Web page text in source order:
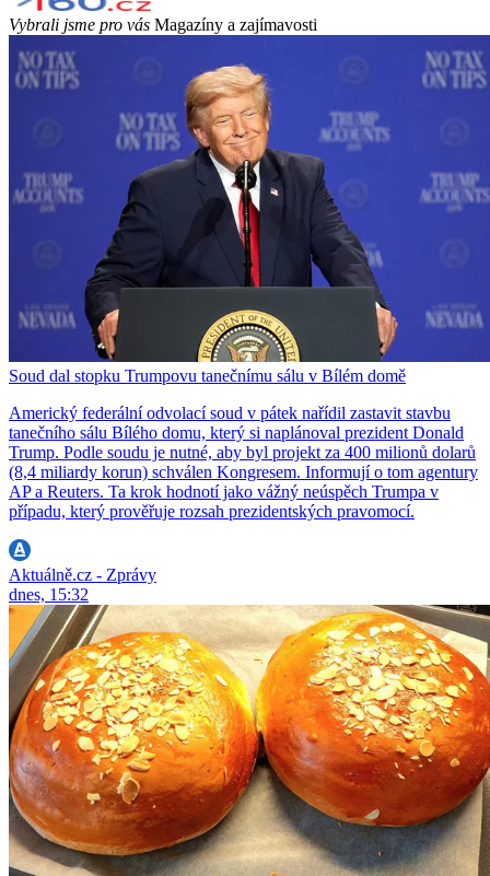
Vybrali jsme pro vás Magazíny a zajímavosti
Soud dal stopku Trumpovu tanečnímu sálu v Bílém domě
Americký federální odvolací soud v pátek nařídil zastavit stavbu
tanečního sálu Bílého domu, který si naplánoval prezident Donald
Trump. Podle soudu je nutné, aby byl projekt za 400 milionů dolarů
(8,4 miliardy korun) schválen Kongresem. Informují o tom agentury
AP a Reuters. Ta krok hodnotí jako vážný neúspěch Trumpa v
případu, který prověřuje rozsah prezidentských pravomocí.
Aktuálně.cz - Zprávy
dnes, 15:32